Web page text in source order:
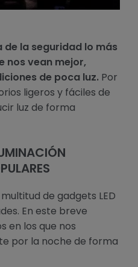
de la seguridad lo más
nos vean mejor,
de poca luz. Por
ligeros y fáciles de
luz de forma
de gadgets LED
En este breve
en los que nos
por la noche de forma